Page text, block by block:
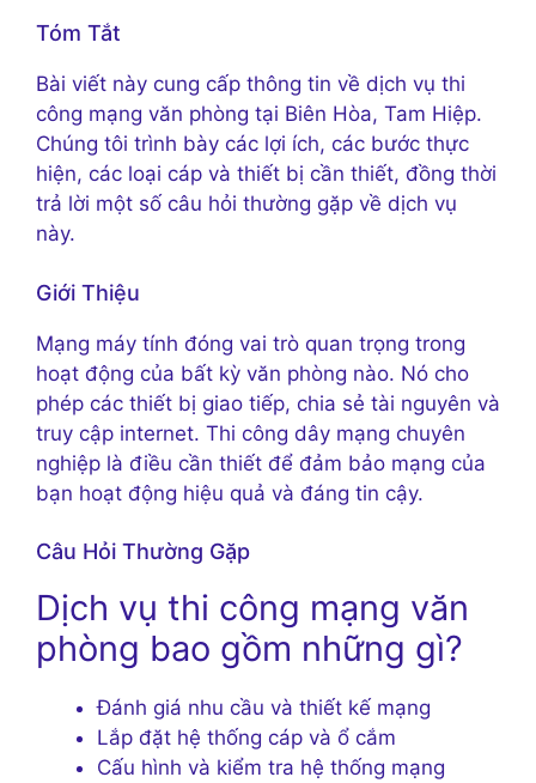
Tóm Tắt
Bài viết này cung cấp thông tin về dịch vụ thi
công mạng văn phòng tại Biên Hòa, Tam Hiệp.
Chúng tôi trình bày các lợi ích, các bước thực
hiện, các loại cáp và thiết bị cần thiết, đồng thời
trả lời một số câu hỏi thường gặp về dịch vụ
này.
Giới Thiệu
Mạng máy tính đóng vai trò quan trọng trong
hoạt động của bất kỳ văn phòng nào. Nó cho
phép các thiết bị giao tiếp, chia sẻ tài nguyên và
truy cập internet. Thi công dây mạng chuyên
nghiệp là điều cần thiết để đảm bảo mạng của
bạn hoạt động hiệu quả và đáng tin cậy.
Câu Hỏi Thường Gặp
Dịch vụ thi công mạng văn
phòng bao gồm những gì?
Đánh giá nhu cầu và thiết kế mạng
Lắp đặt hệ thống cáp và ổ cắm
Cấu hình và kiểm tra hệ thống mạng